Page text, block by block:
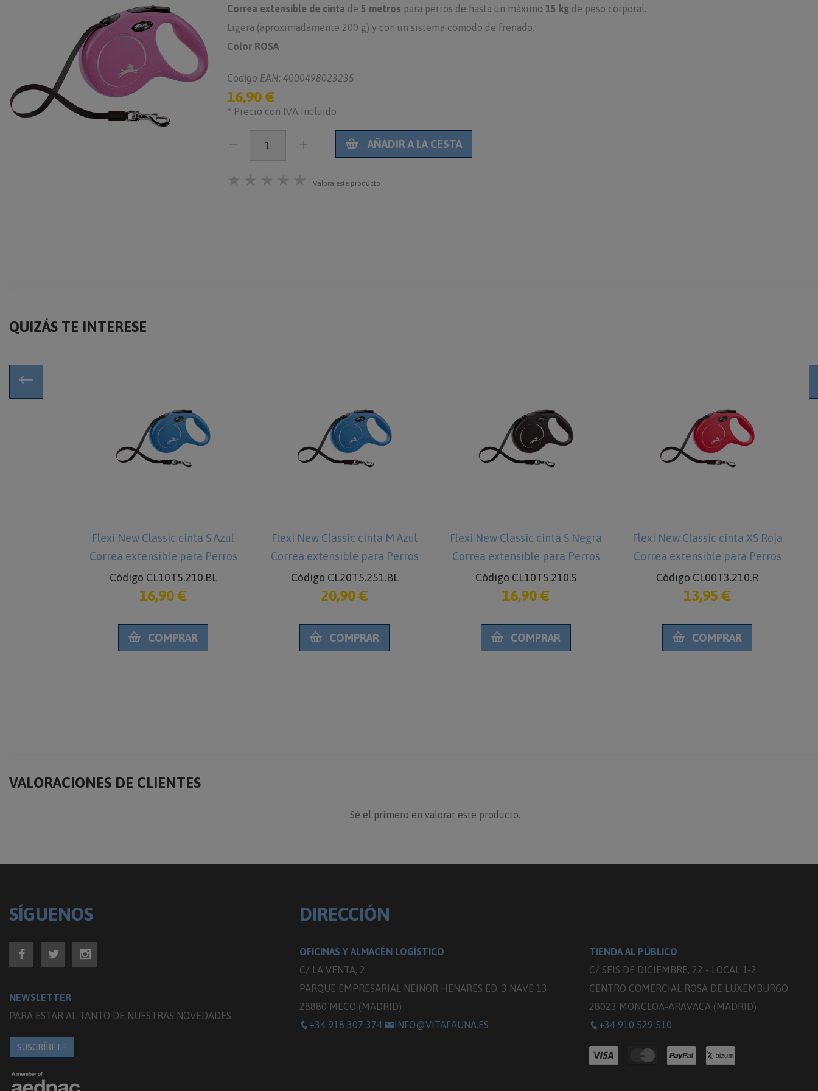
Correa extensible de cinta de 5 metros para perros de hasta un máximo 15 kg de peso corporal.
Ligera (aproximadamente 200 g) y con un sistema cómodo de frenado.
Color ROSA
Codigo EAN: 4000498023235
16,90 €
* Precio con IVA Incluido
AÑADIR A LA CESTA
★ ★ ★ ★ ★ Valora este producto
QUIZÁS TE INTERESE
Flexi New Classic cinta S Azul
Correa extensible para Perros
Código CL10T5.210.BL
16,90 €
COMPRAR
Flexi New Classic cinta M Azul
Correa extensible para Perros
Código CL20T5.251.BL
20,90 €
COMPRAR
Flexi New Classic cinta S Negra
Correa extensible para Perros
Código CL10T5.210.S
16,90 €
COMPRAR
Flexi New Classic cinta XS Roja
Correa extensible para Perros
Código CL00T3.210.R
13,95 €
COMPRAR
VALORACIONES DE CLIENTES
Sé el primero en valorar este producto.
SÍGUENOS
NEWSLETTER
PARA ESTAR AL TANTO DE NUESTRAS NOVEDADES
SUSCRÍBETE
DIRECCIÓN
OFICINAS Y ALMACÉN LOGÍSTICO
C/ LA VENTA, 2
PARQUE EMPRESARIAL NEINOR HENARES ED. 3 NAVE 13
28880 MECO (MADRID)
+34 918 307 374
INFO@VITAFAUNA.ES
TIENDA AL PÚBLICO
C/ SEIS DE DICIEMBRE, 22 - LOCAL 1-2
CENTRO COMERCIAL ROSA DE LUXEMBURGO
28023 MONCLOA-ARAVACA (MADRID)
+34 910 529 510